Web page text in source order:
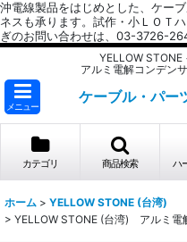
沖電線製品をはじめとした、ケー
ネスも承ります。試作・小ＬＯＴ
ぎのお問い合わせは、03-3726-
YELLOW STONE
アルミ電解コンデン
メニュー
ケーブル・パ
カテゴリ 商品検索 ハ
ホーム > YELLOW STONE (台湾)
> YELLOW STONE (台湾) アルミ